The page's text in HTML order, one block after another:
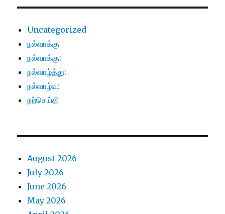
Uncategorized
நல்வாக்கு
நல்வாக்கு:
நல்வாழ்த்து:
நல்வாழ்வு:
நற்செய்தி
August 2026
July 2026
June 2026
May 2026